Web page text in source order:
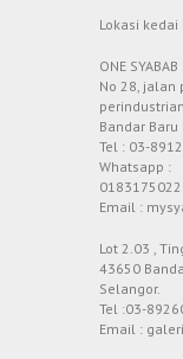
Lokasi kedai
ONE
No 28, jalan
Bandar
Tel : 03-
Whatsapp :
0183175022
Email :
Lot 2.03 ,
43650
Selangor.
Tel :03-
Email :